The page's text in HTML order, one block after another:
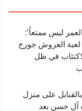
ليس ممتعاً’:
العروش جورج
في ظل
على منزل
حسن بعد